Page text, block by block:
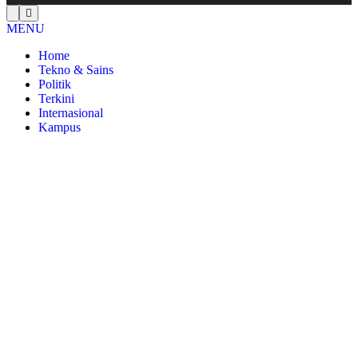
MENU
Home
Tekno & Sains
Politik
Terkini
Internasional
Kampus